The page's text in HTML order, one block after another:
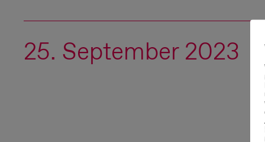
25. September 2023